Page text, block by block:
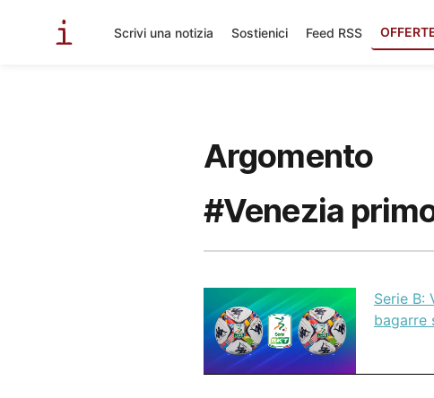
Scrivi una notizia Sostienici Feed RSS
Argomento
#Venezia
Serie B:
bagarre